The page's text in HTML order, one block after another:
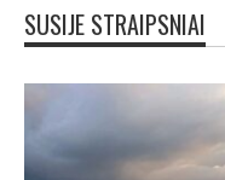
SUSIJE STRAIPSNIAI